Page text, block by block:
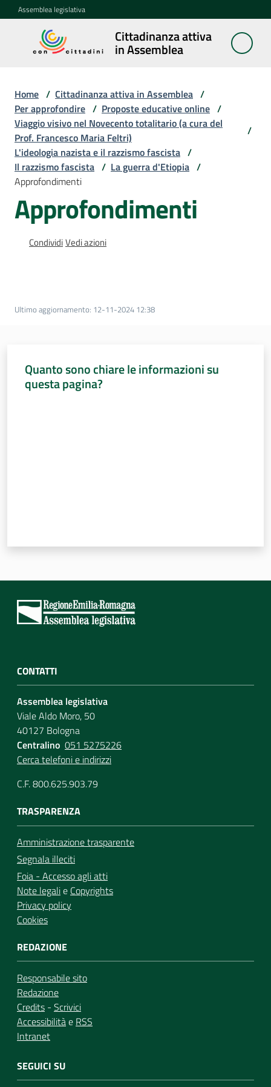
Vai al contenuto
Vai alla navigazione
Vai al footer
Assemblea legislativa
Cittadinanza attiva
in Assemblea
Cittadinanza
attiva in
Concittadini
Porte
aperte
in
Assemblea
itineranti
memoria
Seguici
Attività
Argomenti
Per i cittadini
Home / Cittadinanza attiva in Assemblea /
Per approfondire / Proposte educative online /
Viaggio visivo nel Novecento totalitario (a cura del
Prof. Francesco Maria Feltri)
/
L'ideologia nazista e il razzismo fascista /
Il razzismo fascista / La guerra d'Etiopia /
Approfondimenti
Approfondimenti
CondividiVedi azioni
Ultimo aggiornamento: 12-11-2024 12:38
Quanto sono chiare le informazioni su
questa pagina?
CONTATTI
Assemblea legislativa
Viale Aldo Moro, 50
40127 Bologna
Centralino 051 5275226
Cerca telefoni e indirizzi
C.F. 800.625.903.79
TRASPARENZA
Amministrazione trasparente
Segnala illeciti
Foia - Accesso agli atti
Note legalie Copyrights
Privacy policy
Cookies
REDAZIONE
Responsabile sito
Redazione
Credits - Scrivici
Accessibilitàe RSS
Intranet
SEGUICI SU